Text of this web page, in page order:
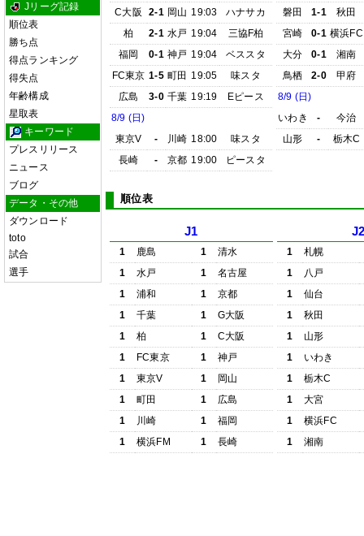
Jリーグ記録
順位表
勝ち点
得点ランキング
得失点
年齢構成
星取表
キーワード
プレスリリース
ニュース
ブログ
データ・その他
ダウンロード
toto
試合
選手
C大阪
2-1 岡山 19:03
ハナサカ
柏
2-1 水戸 19:04
三協F柏
福岡
0-1 神戸 19:04
ベススタ
FC東京 1-5 町田 19:05
味スタ
広島
3-0 千葉 19:19
Eピース
8/9 (日)
東京V
- 川崎 18:00
味スタ
長崎
- 京都 19:00 ピースタ
磐田
1-1
秋田
宮崎
0-1 横浜FC
大分
0-1
湘南
鳥栖
2-0
甲府
8/9 (日)
いわき
-
今治
山形
- 栃木C
順位表
J1
1 鹿島 1
清水
1
水戸 1
名古屋
1
浦和 1
京都
1
千葉 1
G大阪
1
柏 1
C大阪
1
FC東京 1
神戸
1
東京V 1
岡山
1
町田 1
広島
1
川崎 1
福岡
1
横浜FM 1 長崎
1
札幌
1
八戸
1
仙台
1
秋田
1
山形
1
いわき
1
栃木C
1
大宮
1
横浜FC
1
湘南